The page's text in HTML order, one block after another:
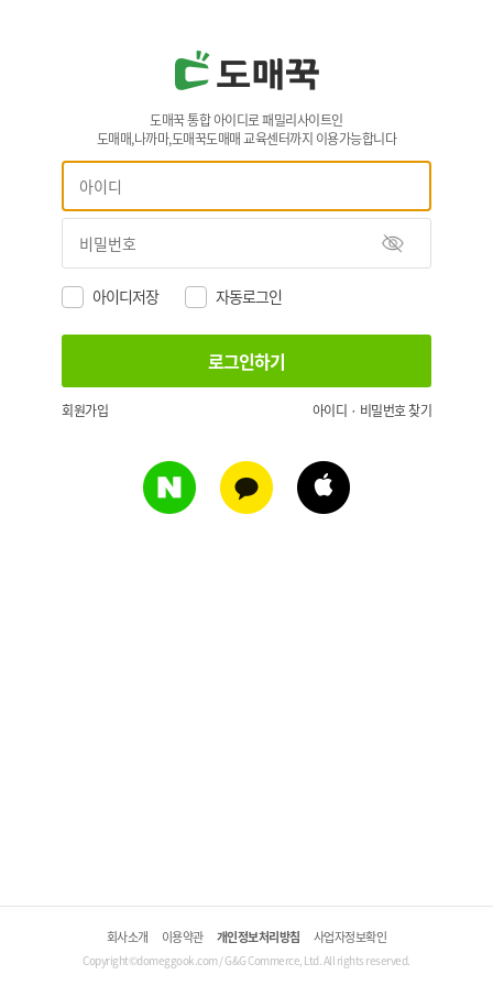
도매꾹 통합 아이디로 패밀리사이트인
도매매,나까마,도매꾹도매매 교육센터까지 이용가능합니다
아이디저장 자동로그인
회원가입 아이디 · 비밀번호 찾기
회사소개 이용약관 개인정보처리방침 사업자정보확인
Copyright©domeggook.com / G&G Commerce, Ltd. All rights reserved.